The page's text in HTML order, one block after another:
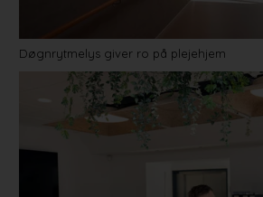
Døgnrytmelys giver ro på plejehjem